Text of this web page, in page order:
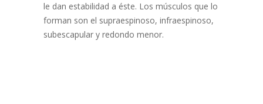
le dan estabilidad a éste. Los músculos que lo
forman son el supraespinoso, infraespinoso,
subescapular y redondo menor.